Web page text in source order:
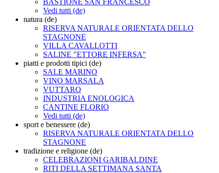
Vedi tutti (de)
natura (de)
RISERVA NATURALE ORIENTATA DELLO
STAGNONE
VILLA CAVALLOTTI
SALINE "ETTORE INFERSA"
piatti e prodotti tipici (de)
SALE MARINO
VINO MARSALA
VUTTARO
INDUSTRIA ENOLOGICA
CANTINE FLORIO
Vedi tutti (de)
sport e benessere (de)
RISERVA NATURALE ORIENTATA DELLO
STAGNONE
tradizione e religione (de)
CELEBRAZIONI GARIBALDINE
RITI DELLA SETTIMANA SANTA